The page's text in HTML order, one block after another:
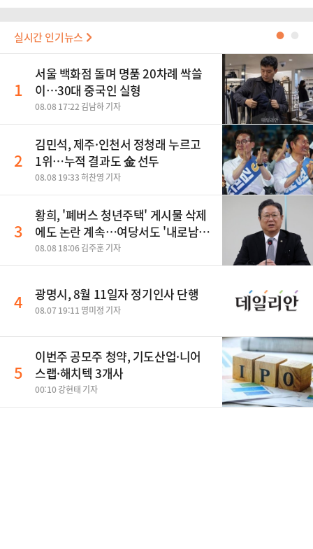
실시간 인기뉴스 ●
1
서울 백화점 돌며 명품 20차례 싹쓸
이…30대 중국인 실형
08.08 17:22 김남하 기자
2
김민석, 제주·인천서 정청래 누르고
1위…누적 결과도 金 선두
08.08 19:33 허찬영 기자
3
황희, '폐버스 청년주택' 게시물 삭제
에도 논란 계속…여당서도 '내로남
불' 비판
08.08 18:06 김주훈 기자
4 광명시, 8월 11일자 정기인사 단행
08.07 19:11 명미정 기자
5
이번주 공모주 청약, 기도산업·니어
스랩·해치텍 3개사
00:10 강현태 기자